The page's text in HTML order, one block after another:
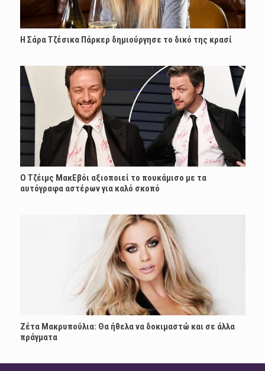
Η Σάρα Τζέσικα Πάρκερ δημιούργησε το δικό της κρασί
Ο Τζέιμς ΜακΕβόι αξιοποιεί το πουκάμισο με τα
αυτόγραφα αστέρων για καλό σκοπό
Ζέτα Μακρυπούλια: Θα ήθελα να δοκιμαστώ και σε άλλα
πράγματα